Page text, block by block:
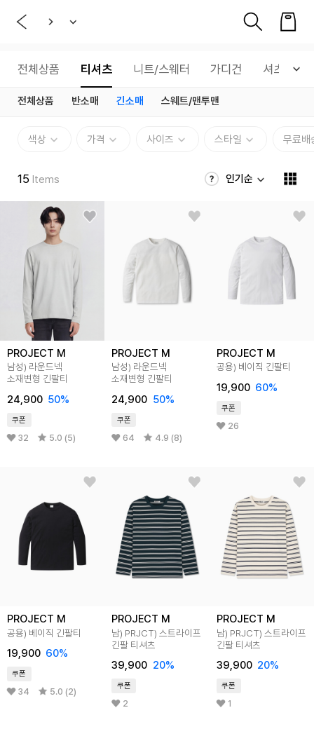
전체상품 티셔츠 니트/스웨터 가디건 셔츠
전체상품 반소매 긴소매 스웨트/맨투맨
색상 가격 사이즈 스타일 무료배
15 Items 인기순
PROJECT M
남성) 라운드넥
소재변형 긴팔티
24,900 50%
쿠폰
32 5.0 (5)
PROJECT M
남성) 라운드넥
소재변형 긴팔티
24,900 50%
쿠폰
64 4.9 (8)
PROJECT M
공용) 베이직 긴팔티
19,900 60%
쿠폰
26
PROJECT M
공용) 베이직 긴팔티
19,900 60%
쿠폰
34 5.0 (2)
PROJECT M
남) PRJCT) 스트라이프
긴팔 티셔츠
39,900 20%
쿠폰
2
PROJECT M
남) PRJCT) 스트라이프
긴팔 티셔츠
39,900 20%
쿠폰
1